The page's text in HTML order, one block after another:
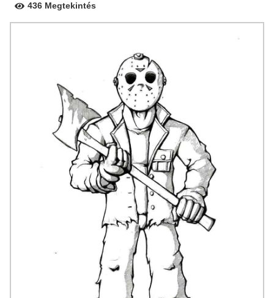
436 Megtekintés